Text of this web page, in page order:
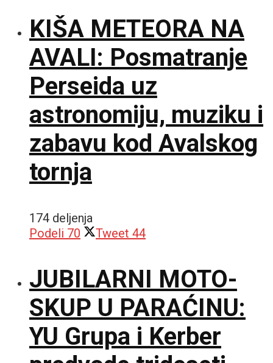
KIŠA METEORA NA
AVALI: Posmatranje
Perseida uz
astronomiju, muziku i
zabavu kod Avalskog
tornja
174 deljenja
Podeli 70 Tweet 44
JUBILARNI MOTO-
SKUP U PARAĆINU:
YU Grupa i Kerber